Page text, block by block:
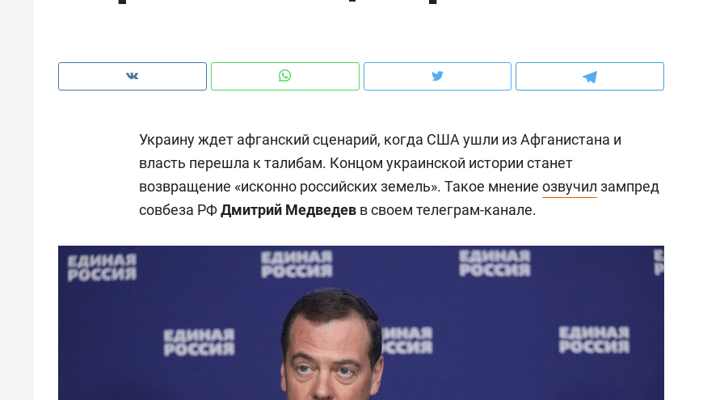
Украину ждет афганский сценарий, когда США ушли из Афганистана и
власть перешла к талибам. Концом украинской истории станет
возвращение «исконно российских земель». Такое мнение озвучил зампред
совбеза РФДмитрий Медведев в своем телеграм-канале.
ниндзя-зал: как ТРЦ «Франт»
стал Меккой для любителей
Рекомендуем
Психотерапевт «Фороса»:
«Директорский невроз» –
когда человек не считает
свою сверхнагрузку
стрессом»
Наседкина: «Ремонт
с мебелью за 2